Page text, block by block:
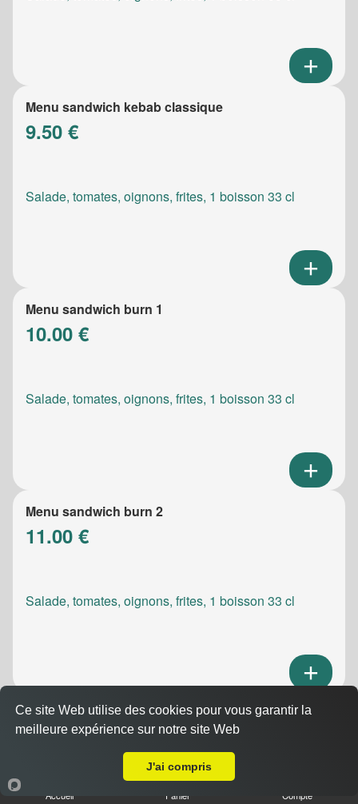
Menu sandwich kebab classique
9.50 €
Salade, tomates, oignons, frites, 1 boisson 33 cl
Menu sandwich burn 1
10.00 €
Salade, tomates, oignons, frites, 1 boisson 33 cl
Menu sandwich burn 2
11.00 €
Salade, tomates, oignons, frites, 1 boisson 33 cl
Menu sandwich meatic
10.50 €
Accueil Panier Compte
Ce site Web utilise des cookies pour vous garantir la
meilleure expérience sur notre site Web
J'ai compris